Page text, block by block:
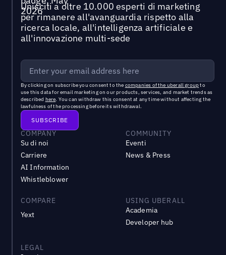
Unisciti a oltre 10.000 esperti di marketing
per rimanere all'avanguardia rispetto alla
ricerca locale, all'intelligenza artificiale e
all'innovazione multi-sede
By clicking on subscribe you consent to the companies of the uberall groupto
use this data for email marketing on our products, services, and market trends as
described here. You can withdraw this consent at any time without affecting the
lawfulness of the processing before its withdrawal.
COMPANY
Su di noi
Carriere
AI Information
Whistleblower
COMMUNITY
Eventi
News & Press
COMPARE
Yext
USING UBERALL
Academia
Developer hub
LEGAL